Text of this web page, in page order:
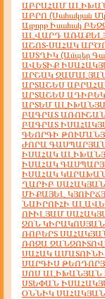
ԱԲՐԱՀԱՄ
ԱԲՐՈ (Սահակյան
Ալբորթ Իսահակ
ԱԼՎԱՐԴ
ԱՇՈՏ-ՍԱՀԱԿ
ԱՍՏՂԻԿ (Ամպեր
ԱՎԵՏԻՔ
ԱՐՇԱԿ
ԱՐՏԱՇԵՍ
ԱՐՏԱՇԵՍ
ԱՐՏԵՄ
ԲԱԳՐԱՏ
ԲԱԳՐԱՏ
ԳԵՈՐԳԻ
ԺՈՐԱ ԳԱՍՊԱՐՅԱՆ
ԻՍԱՀԱԿ
ԻՍԱՀԱԿ
ԻՍԱՀԱԿ
ՂԱՐԻԲ
ՄԻՔԱՅԵԼ
ՆԱԻՐՈՒՀԻ
ՈՒԻԼՅԱՄ
ՋՈՆ
ՌՈԲԵՐՏ
ՌՈԶԱ
ՍԱՀԱԿ
ՍԱՐԳԻՍ
ՍՈՍ ԱԼԻԽԱՆՅԱՆ
ՍՏԵՓԱՆ
ՕՆՆԻԿ ՍԱՀԱԿՅԱՆ